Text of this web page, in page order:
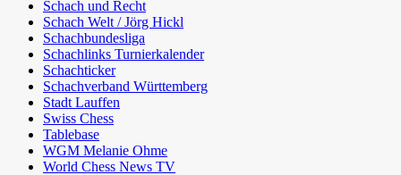
Schach und Recht
Schach Welt / Jörg Hickl
Schachbundesliga
Schachlinks Turnierkalender
Schachticker
Schachverband Württemberg
Stadt Lauffen
Swiss Chess
Tablebase
WGM Melanie Ohme
World Chess News TV